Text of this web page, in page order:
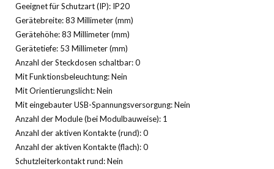
Geeignet für Schutzart (IP): IP20
Gerätebreite: 83 Millimeter (mm)
Gerätehöhe: 83 Millimeter (mm)
Gerätetiefe: 53 Millimeter (mm)
Anzahl der Steckdosen schaltbar: 0
Mit Funktionsbeleuchtung: Nein
Mit Orientierungslicht: Nein
Mit eingebauter USB-Spannungsversorgung: Nein
Anzahl der Module (bei Modulbauweise): 1
Anzahl der aktiven Kontakte (rund): 0
Anzahl der aktiven Kontakte (flach): 0
Schutzleiterkontakt rund: Nein